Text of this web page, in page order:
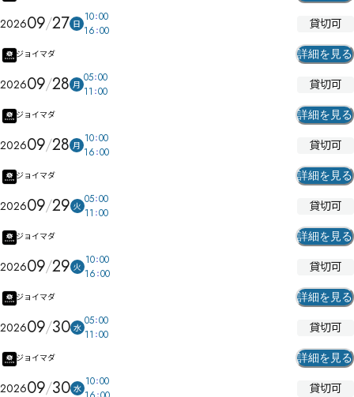
202609 27 日 10 00
16 00 貸切可
ジョイマダ 詳細を見る
202609 28 月 05 00
11 00 貸切可
ジョイマダ 詳細を見る
202609 28 月 10 00
16 00 貸切可
ジョイマダ 詳細を見る
202609 29 火 05 00
11 00 貸切可
ジョイマダ 詳細を見る
202609 29 火 10 00
16 00 貸切可
ジョイマダ 詳細を見る
202609 30 水 05 00
11 00 貸切可
ジョイマダ 詳細を見る
202609 30 水 10 00
貸切可